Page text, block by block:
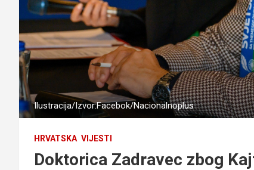
Ilustracija/Izvor:Facebok/Nacionalnoplus
HRVATSKA VIJESTI
Doktorica Zadravec zbog